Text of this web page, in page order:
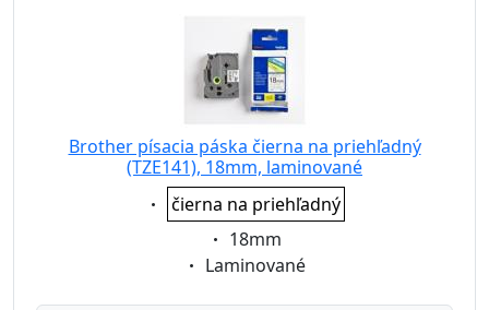
Brother písacia páska čierna na priehľadný
(TZE141), 18mm, laminované
Eigenschaft:
čierna na priehľadný
Eigenschaft:
18mm
Eigenschaft:
Laminované